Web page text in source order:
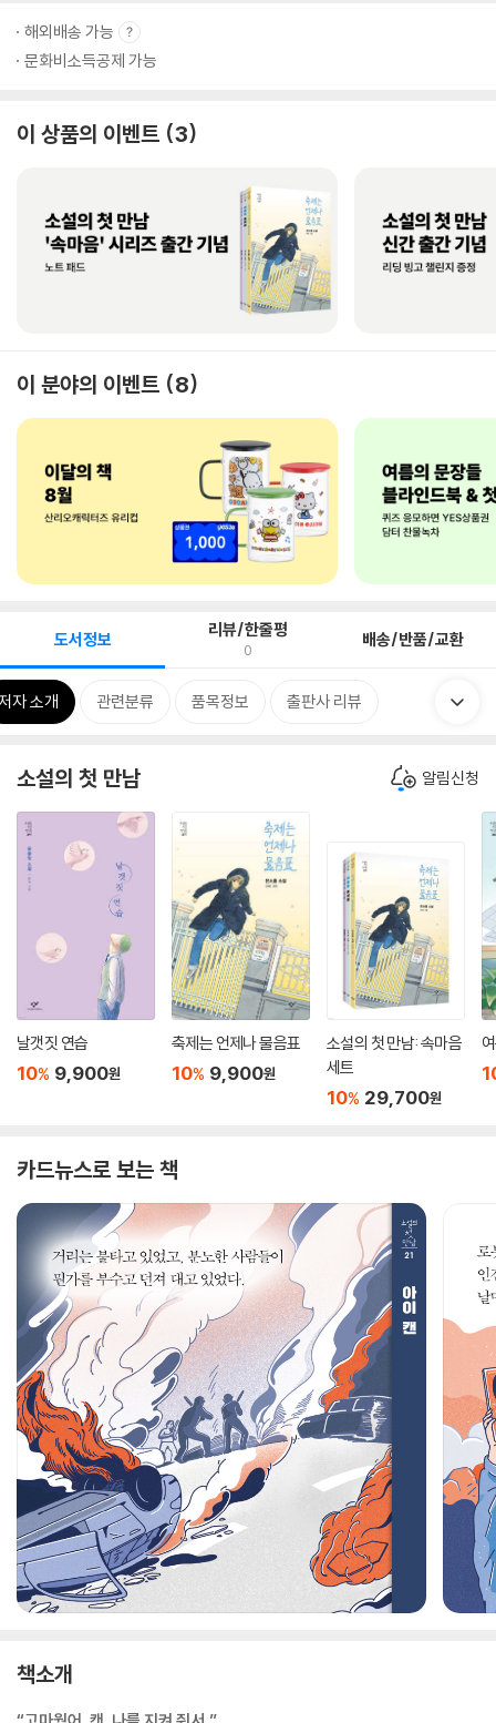
해외배송 가능
문화비소득공제 가능
이 상품의 이벤트 3
이 분야의 이벤트 8
도서정보 리뷰/한줄평
0 배송/반품/교환
자 소개 관련분류 품목정보 출판사 리뷰
소설의 첫 만남 알림신청
날갯짓 연습
10% 9,900원
축제는 언제나 물음표
10% 9,900원
소설의 첫 만남: 속마음
세트
10% 29,700원
카드뉴스로 보는 책
책소개